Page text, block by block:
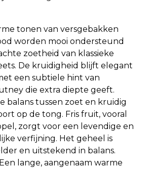
tonen van versgebakken
worden mooi ondersteund
zoetheid van klassieke
De kruidigheid blijft elegant
een subtiele hint van
die extra diepte geeft.
balans tussen zoet en kruidig
op de tong. Fris fruit, vooral
zorgt voor een levendige en
verfijning. Het geheel is
en uitstekend in balans.
Een lange, aangenaam warme